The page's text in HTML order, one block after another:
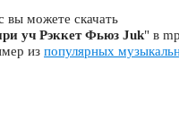
можете скачать
уч Рэккет Фьюз Juk" в
из популярных